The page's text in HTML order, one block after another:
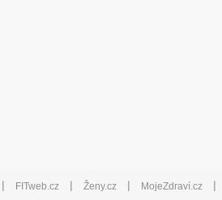
| FITweb.cz | Ženy.cz | MojeZdraví.cz |